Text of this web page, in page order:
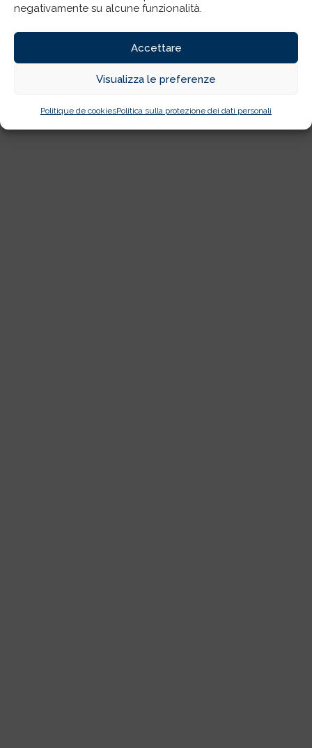
negativamente su alcune funzionalità.
Accettare
Visualizza le preferenze
Politique de cookiesPolitica sulla protezione dei dati personali